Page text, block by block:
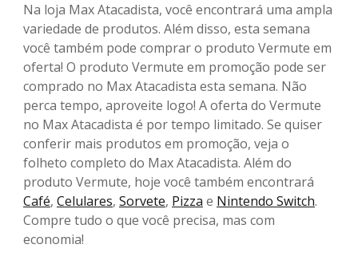
Na loja Max Atacadista, você encontrará uma ampla
variedade de produtos. Além disso, esta semana
você também pode comprar o produto Vermute em
oferta! O produto Vermute em promoção pode ser
comprado no Max Atacadista esta semana. Não
perca tempo, aproveite logo! A oferta do Vermute
no Max Atacadista é por tempo limitado. Se quiser
conferir mais produtos em promoção, veja o
folheto completo do Max Atacadista. Além do
produto Vermute, hoje você também encontrará
Café, Celulares, Sorvete, Pizza e Nintendo Switch.
Compre tudo o que você precisa, mas com
economia!